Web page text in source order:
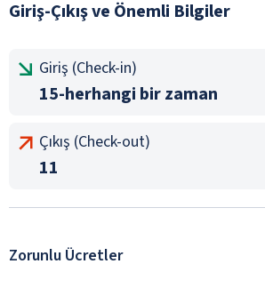
Giriş-Çıkış ve Önemli Bilgiler
Giriş (Check-in)
15-herhangi bir zaman
Çıkış (Check-out)
11
Zorunlu Ücretler